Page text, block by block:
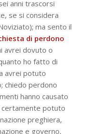
anni trascorsi
se si considera
ma sento il
di perdono
avrei dovuto o
ho fatto di
avrei potuto
chiedo perdono
hanno causato
potuto
preghiera,
e governo,